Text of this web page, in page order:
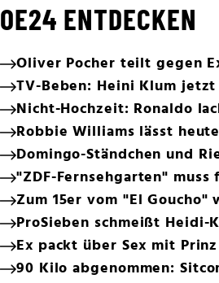
OE24 ENTDECKEN
Oliver Pocher teilt gegen
TV-Beben: Heini Klum jetzt
Nicht-Hochzeit: Ronaldo
Robbie Williams lässt
Domingo-Ständchen und
"ZDF-Fernsehgarten"
Zum 15er vom "El
ProSieben schmeißt Heidi-
Ex packt über Sex mit
90 Kilo abgenommen: